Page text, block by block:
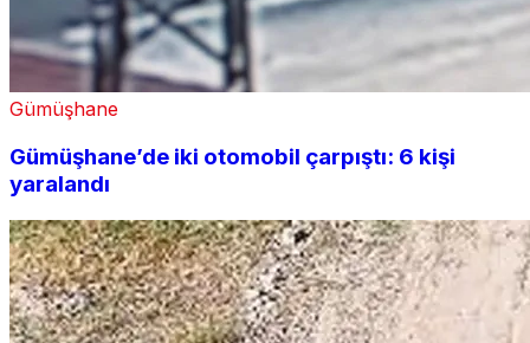
Gümüşhane
Gümüşhane’de iki otomobil çarpıştı: 6 kişi
yaralandı